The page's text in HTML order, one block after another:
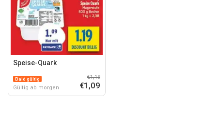
Speise-Quark
Bald gültig
Gültig ab morgen
€1,19
€1,09